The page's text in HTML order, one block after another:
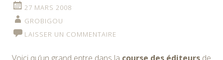
27 MARS 2008
GROBIGOU
LAISSER UN COMMENTAIRE